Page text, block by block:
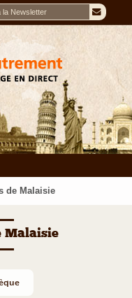
de Malaisie
Malaisie